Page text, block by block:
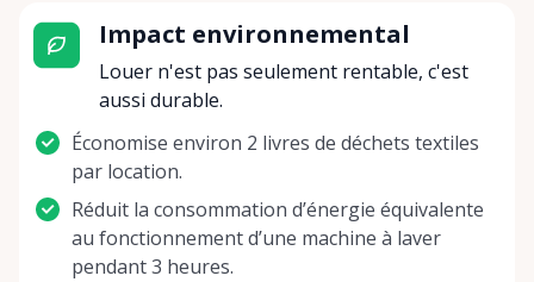
Impact environnemental
Louer n'est pas seulement rentable, c'est
aussi durable.
Économise environ 2 livres de déchets textiles
par location.
Réduit la consommation d’énergie équivalente
au fonctionnement d’une machine à laver
pendant 3 heures.